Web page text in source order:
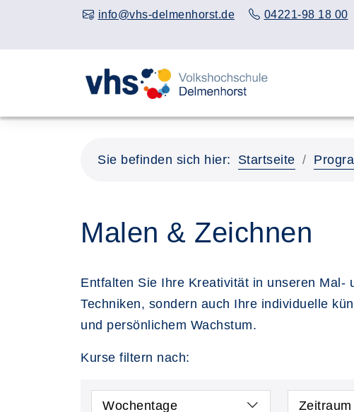
info@vhs-delmenhorst.de 04221-98 18 00
Sie befinden sich hier: Startseite
Malen & Zeichnen
Entfalten Sie Ihre Kreativität in unseren Mal-
Techniken, sondern auch Ihre individuelle
und persönlichem Wachstum.
Kurse filtern nach:
Wochentage Zeitraum